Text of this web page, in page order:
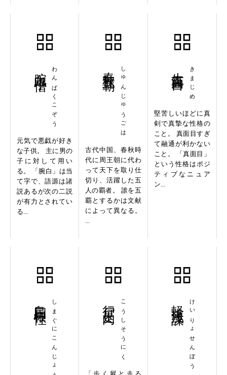
わんぱくこぞう
元気で悪戯が好き
な子供。 主に男の
子に対して用い
る。 「腕白」は当
て字で、語源は諸
説あるが次の二説
が有力とされてい
る...
しゅんじゅうごは
古代中国、春秋時
代に周王朝に代わ
って天下を取り仕
切り、活躍した五
人の覇者。 誰を五
覇とするかは文献
によって異なる。
きまじめ
堅苦しいほどに真
剣で真摯な性格の
こと。 真面目すぎ
て融通が利かない
こと。 「真面目」
という性格はポジ
ティブなニュア
ン...
しまぐにこんじょう こうしそうにく けいりょせんぼう